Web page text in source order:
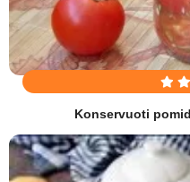
Konservuoti